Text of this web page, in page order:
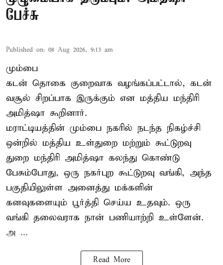
பேச்சு
Published on: 08 Aug 2026, 9:13 am
மும்பை
கடன் தொகை குறைவாக வழங்கப்பட்டால், கடன்
வசூல் சிறப்பாக இருக்கும் என மத்திய மந்திரி
அமித்ஷா கூறினார்.
மராட்டியத்தின் மும்பை நகரில் நடந்த நிகழ்ச்சி
ஒன்றில் மத்திய உள்துறை மற்றும் கூட்டுறவு
துறை மந்திரி அமித்ஷா கலந்து கொண்டு
பேசும்போது, ஒரு நகர்புற கூட்டுறவு வங்கி, அந்த
பகுதியிலுள்ள அனைத்து மக்களின்
கனவுகளையும் பூர்த்தி செய்ய உதவும். ஒரு
வங்கி தலைவராக நான் பணியாற்றி உள்ளேன்.
அ ...
Read More